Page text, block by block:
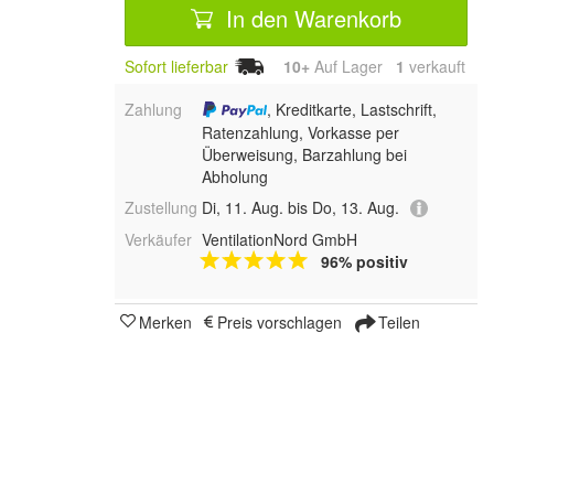
In den Warenkorb
Sofort lieferbar 10+ Auf Lager 1 verkauft
Zahlung
, Kreditkarte, Lastschrift,
Ratenzahlung, Vorkasse per
Überweisung, Barzahlung bei
Abholung
Zustellung Di, 11. Aug. bis Do, 13. Aug.
Verkäufer VentilationNord GmbH
96% positiv
Merken Preis vorschlagen Teilen